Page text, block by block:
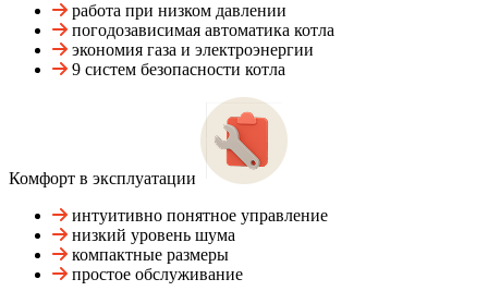
работа при низком давлении
погодозависимая автоматика котла
экономия газа и электроэнергии
9 систем безопасности котла
Комфорт в эксплуатации
интуитивно понятное управление
низкий уровень шума
компактные размеры
простое обслуживание